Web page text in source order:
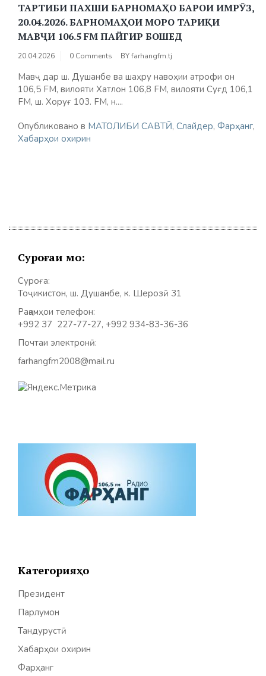
ТАРТИБИ ПАХШИ БАРНОМАҲО БАРОИ ИМРӮЗ,
20.04.2026. БАРНОМАҲОИ МОРО ТАРИҚИ
МАВҶИ 106.5 FM ПАЙГИР БОШЕД
20.04.2026 0 Comments BYfarhangfm.tj
Мавҷ дар ш. Душанбе ва шаҳру навоҳии атрофи он
106,5 FM, вилояти Хатлон 106,8 FМ, вилояти Суғд 106,1
FM, ш. Хоруғ 103. FM, н....
Опубликовано в МАТОЛИБИ САВТӢ, Слайдер, Фарҳанг,
Хабарҳои охирин
Суроғаи мо:
Суроға:
Тоҷикистон, ш. Душанбе, к. Шерозӣ 31
Рақамҳои телефон:
+992 37 227-77-27, +992 934-83-36-36
Почтаи электронӣ:
farhangfm2008@mail.ru
Категорияҳо
Президент
Парлумон
Тандурустӣ
Хабарҳои охирин
Фарҳанг